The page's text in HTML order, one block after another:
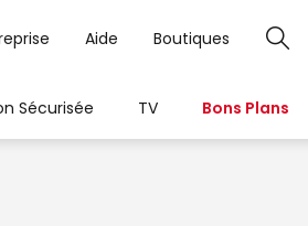
Aide Boutiques
Sécurisée TV Bons Plans